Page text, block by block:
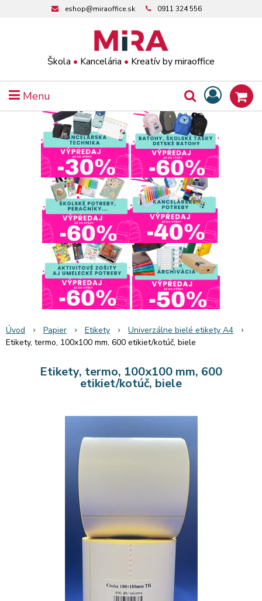
Škola • Kancelária • Kreatív by miraoffice
eshop@miraoffice.sk 0911 324 556
Menu
Úvod Papier Etikety
Univerzálne bielé etikety A4
Etikety, termo, 100x100 mm, 600 etikiet/kotúč, biele
Etikety, termo, 100x100 mm, 600
etikiet/kotúč, biele